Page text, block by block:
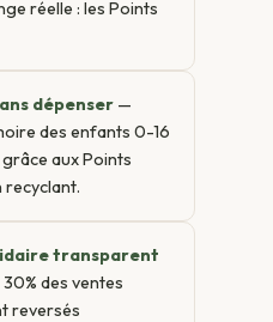
réelle : les Points
dépenser —
des enfants 0-16
aux Points
recyclant.
transparent
des ventes
reversés